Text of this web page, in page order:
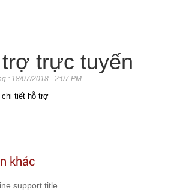
trực tuyến
: 18/07/2018 - 2:07 PM
chi tiết hỗ trợ
khác
support title